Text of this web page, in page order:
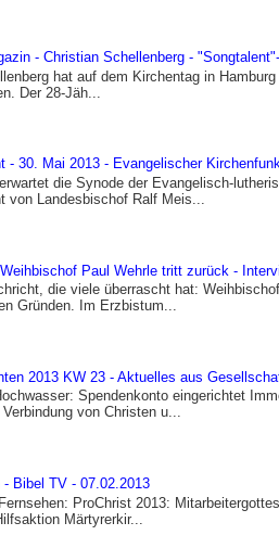
- Christian Schellenberg -
hat auf dem Kirchentag in
Der 28-Jäh...
- 30. Mai 2013 - Evangelischer
die Synode der Evangelisch-
von Landesbischof Ralf Meis...
Paul Wehrle tritt zurück -
die viele überrascht hat:
Gründen. Im Erzbistum...
2013 KW 23 - Aktuelles aus
Spendenkonto eingerichtet
von Christen u...
- Bibel TV - 07.02.2013
ProChrist 2013:
Märtyrerkir...